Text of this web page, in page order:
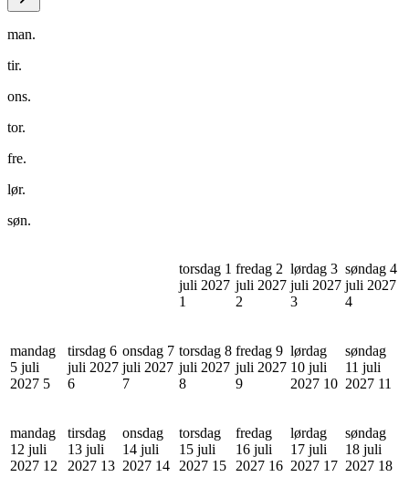
man.
tir.
ons.
tor.
fre.
lør.
søn.
torsdag 1
juli 2027
1
fredag 2
juli 2027
2
lørdag 3
juli 2027
3
søndag 4
juli 2027
4
mandag
5 juli
2027 5
tirsdag 6
juli 2027
6
onsdag 7
juli 2027
7
torsdag 8
juli 2027
8
fredag 9
juli 2027
9
lørdag
10 juli
2027 10
søndag
11 juli
2027 11
mandag
12 juli
2027 12
tirsdag
13 juli
2027 13
onsdag
14 juli
2027 14
torsdag
15 juli
2027 15
fredag
16 juli
2027 16
lørdag
17 juli
2027 17
søndag
18 juli
2027 18